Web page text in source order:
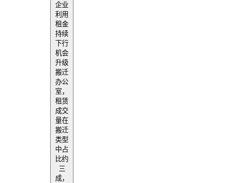
企业
利用
租金
持续
下行
机会
升级
搬迁
办公
室，
租赁
成交
量在
搬迁
类型
中占
比约
三
成，